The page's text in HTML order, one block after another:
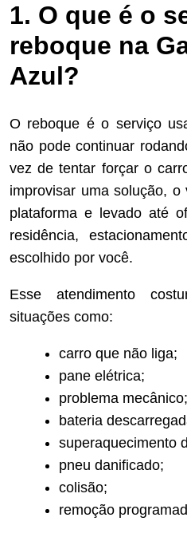
1. O que é o
reboque na
Azul?
O reboque é o serviço
não pode continuar
vez de tentar forçar o
improvisar uma solução,
plataforma e levado até
residência,
escolhido por você.
Esse atendimento
situações como:
carro que não liga;
pane elétrica;
problema mecânico;
bateria
superaquecimento
pneu danificado;
colisão;
remoção